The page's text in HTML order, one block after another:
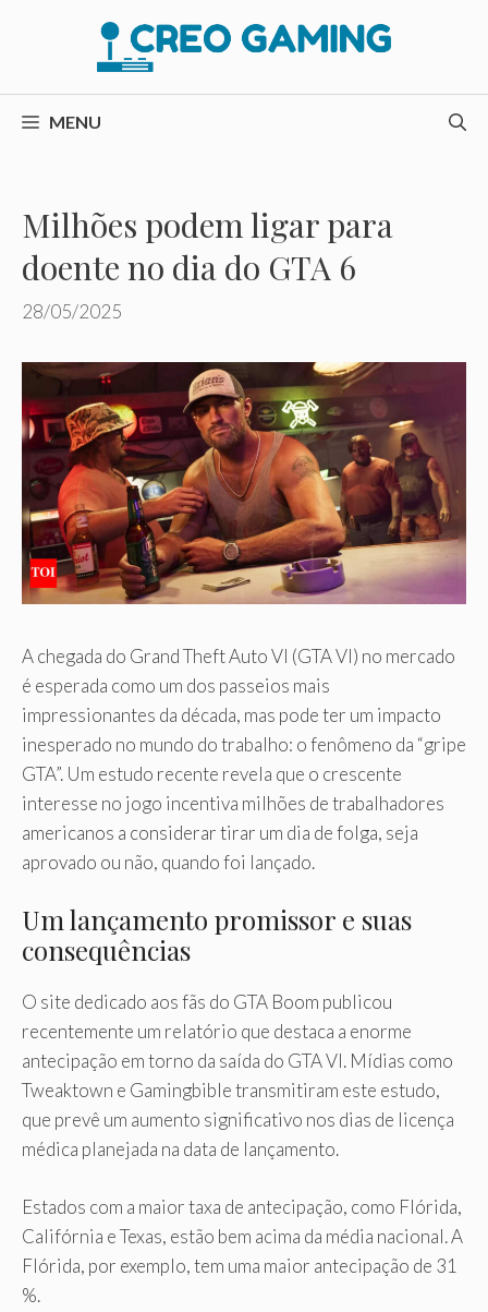
conteúdo
MENU
Milhões podem ligar para
doente no dia do GTA 6
28/05/2025
A chegada do Grand Theft Auto VI (GTA VI) no mercado
é esperada como um dos passeios mais
impressionantes da década, mas pode ter um impacto
inesperado no mundo do trabalho: o fenômeno da “gripe
GTA”. Um estudo recente revela que o crescente
interesse no jogo incentiva milhões de trabalhadores
americanos a considerar tirar um dia de folga, seja
aprovado ou não, quando foi lançado.
Um lançamento promissor e suas
consequências
O site dedicado aos fãs do GTA Boom publicou
recentemente um relatório que destaca a enorme
antecipação em torno da saída do GTA VI. Mídias como
Tweaktown e Gamingbible transmitiram este estudo,
que prevê um aumento significativo nos dias de licença
médica planejada na data de lançamento.
Estados com a maior taxa de antecipação, como Flórida,
Califórnia e Texas, estão bem acima da média nacional. A
Flórida, por exemplo, tem uma maior antecipação de 31
%.